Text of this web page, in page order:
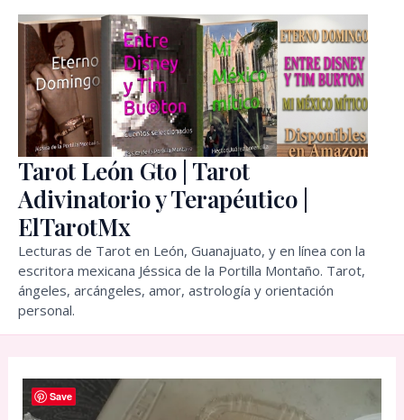
contenido
Tarot León Gto | Tarot
Adivinatorio y Terapéutico |
ElTarotMx
Lecturas de Tarot en León, Guanajuato, y en línea con la
escritora mexicana Jéssica de la Portilla Montaño. Tarot,
ángeles, arcángeles, amor, astrología y orientación
personal.
Save